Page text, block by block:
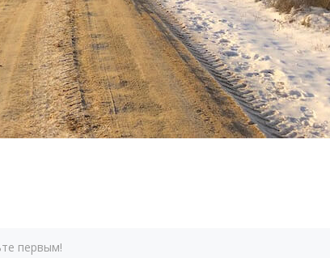
первым!